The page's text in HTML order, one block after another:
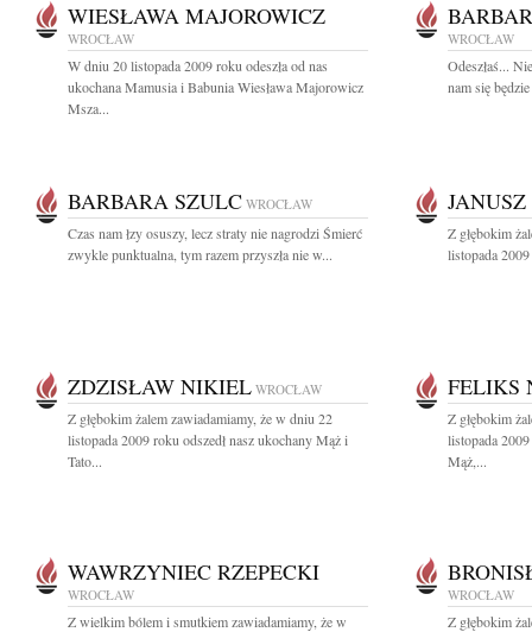
WIESŁAWA MAJOROWICZ
WROCŁAW
W dniu 20 listopada 2009 roku odeszła od nas
ukochana Mamusia i Babunia Wiesława Majorowicz
Msza...
WROCŁAW
Odeszłaś...
nam się
BARBARA SZULC WROCŁAW
Czas nam łzy osuszy, lecz straty nie nagrodzi Śmierć
zwykle punktualna, tym razem przyszła nie w...
Z głębokim
listopada
ZDZISŁAW NIKIEL WROCŁAW
Z głębokim żalem zawiadamiamy, że w dniu 22
listopada 2009 roku odszedł nasz ukochany Mąż i
Tato...
FELIKS
Z głębokim
listopada
Mąż,...
WAWRZYNIEC RZEPECKI
WROCŁAW
Z wielkim bólem i smutkiem zawiadamiamy, że w
WROCŁAW
Z głębokim